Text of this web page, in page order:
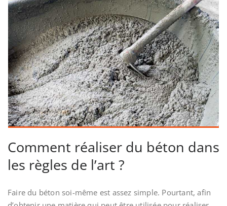
Comment réaliser du béton dans
les règles de l’art ?
Faire du béton soi-même est assez simple. Pourtant, afin